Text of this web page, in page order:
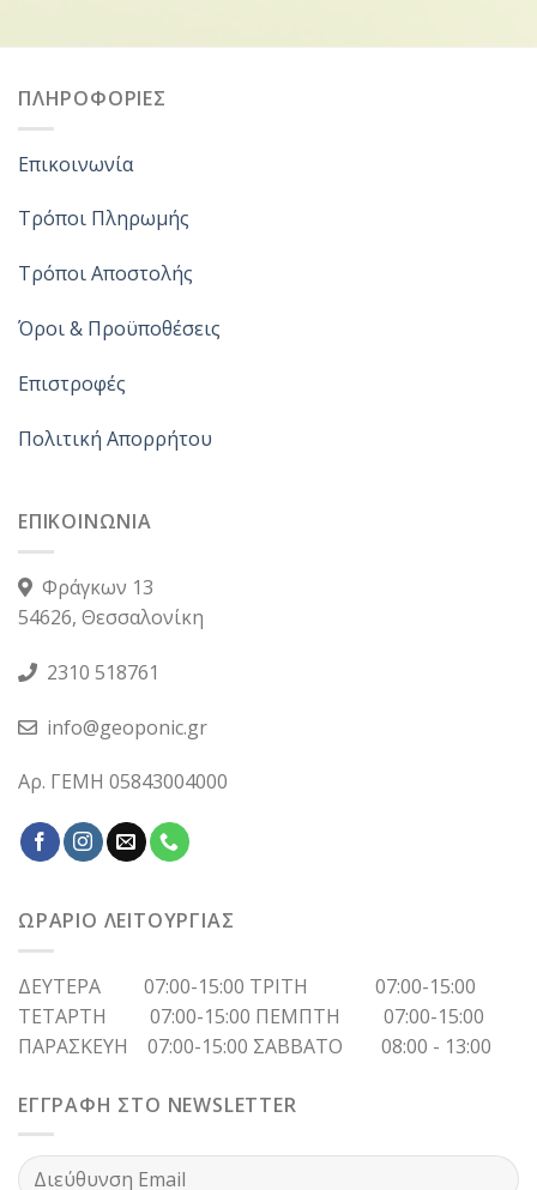
ΠΛΗΡΟΦΟΡΙΕΣ
Επικοινωνία
Τρόποι Πληρωμής
Τρόποι Αποστολής
Όροι & Προϋποθέσεις
Επιστροφές
Πολιτική Απορρήτου
ΕΠΙΚΟΙΝΩΝΙΑ
Φράγκων 13
54626, Θεσσαλονίκη
2310 518761
info@geoponic.gr
Αρ. ΓΕΜΗ 05843004000
ΩΡΑΡΙΟ ΛΕΙΤΟΥΡΓΙΑΣ
ΔΕΥΤΕΡΑ 07:00-15:00 ΤΡΙΤΗ 07:00-15:00
ΤΕΤΑΡΤΗ 07:00-15:00 ΠΕΜΠΤΗ 07:00-15:00
ΠΑΡΑΣΚΕΥΗ 07:00-15:00 ΣΑΒΒΑΤΟ 08:00 - 13:00
ΕΓΓΡΑΦΗ ΣΤΟ NEWSLETTER